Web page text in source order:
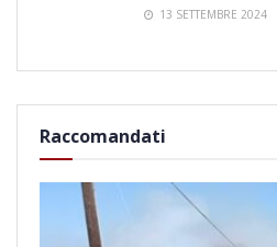
13 SETTEMBRE 2024
Raccomandati